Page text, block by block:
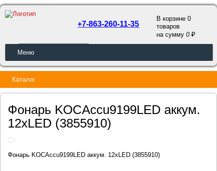
ОБРАТНЫЙ ЗВОНОК
+7-863-260-11-35
В корзине 0
товаров
на сумму0
Меню
Каталог
Фонарь KOCAccu9199LED аккум.
12хLED (3855910)
Фонарь KOCAccu9199LED аккум. 12хLED (3855910)